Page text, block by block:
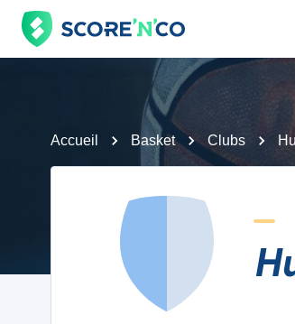
Accueil Basket Clubs